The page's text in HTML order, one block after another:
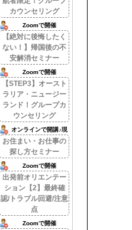
カウンセリング
Zoomで開催
【絶対に後悔したく
ない！】帰国後の不
安解消セミナー
Zoomで開催
【STEP3】オースト
ラリア・ニュージー
ランド！グループカ
ウンセリング
オンラインで開講♪現
地情報満載！
お住まい・お仕事の
探し方セミナー
Zoomで開催
出発前オリエンテー
ション【2】最終確
認/トラブル回避/注意
点
Zoomで開催